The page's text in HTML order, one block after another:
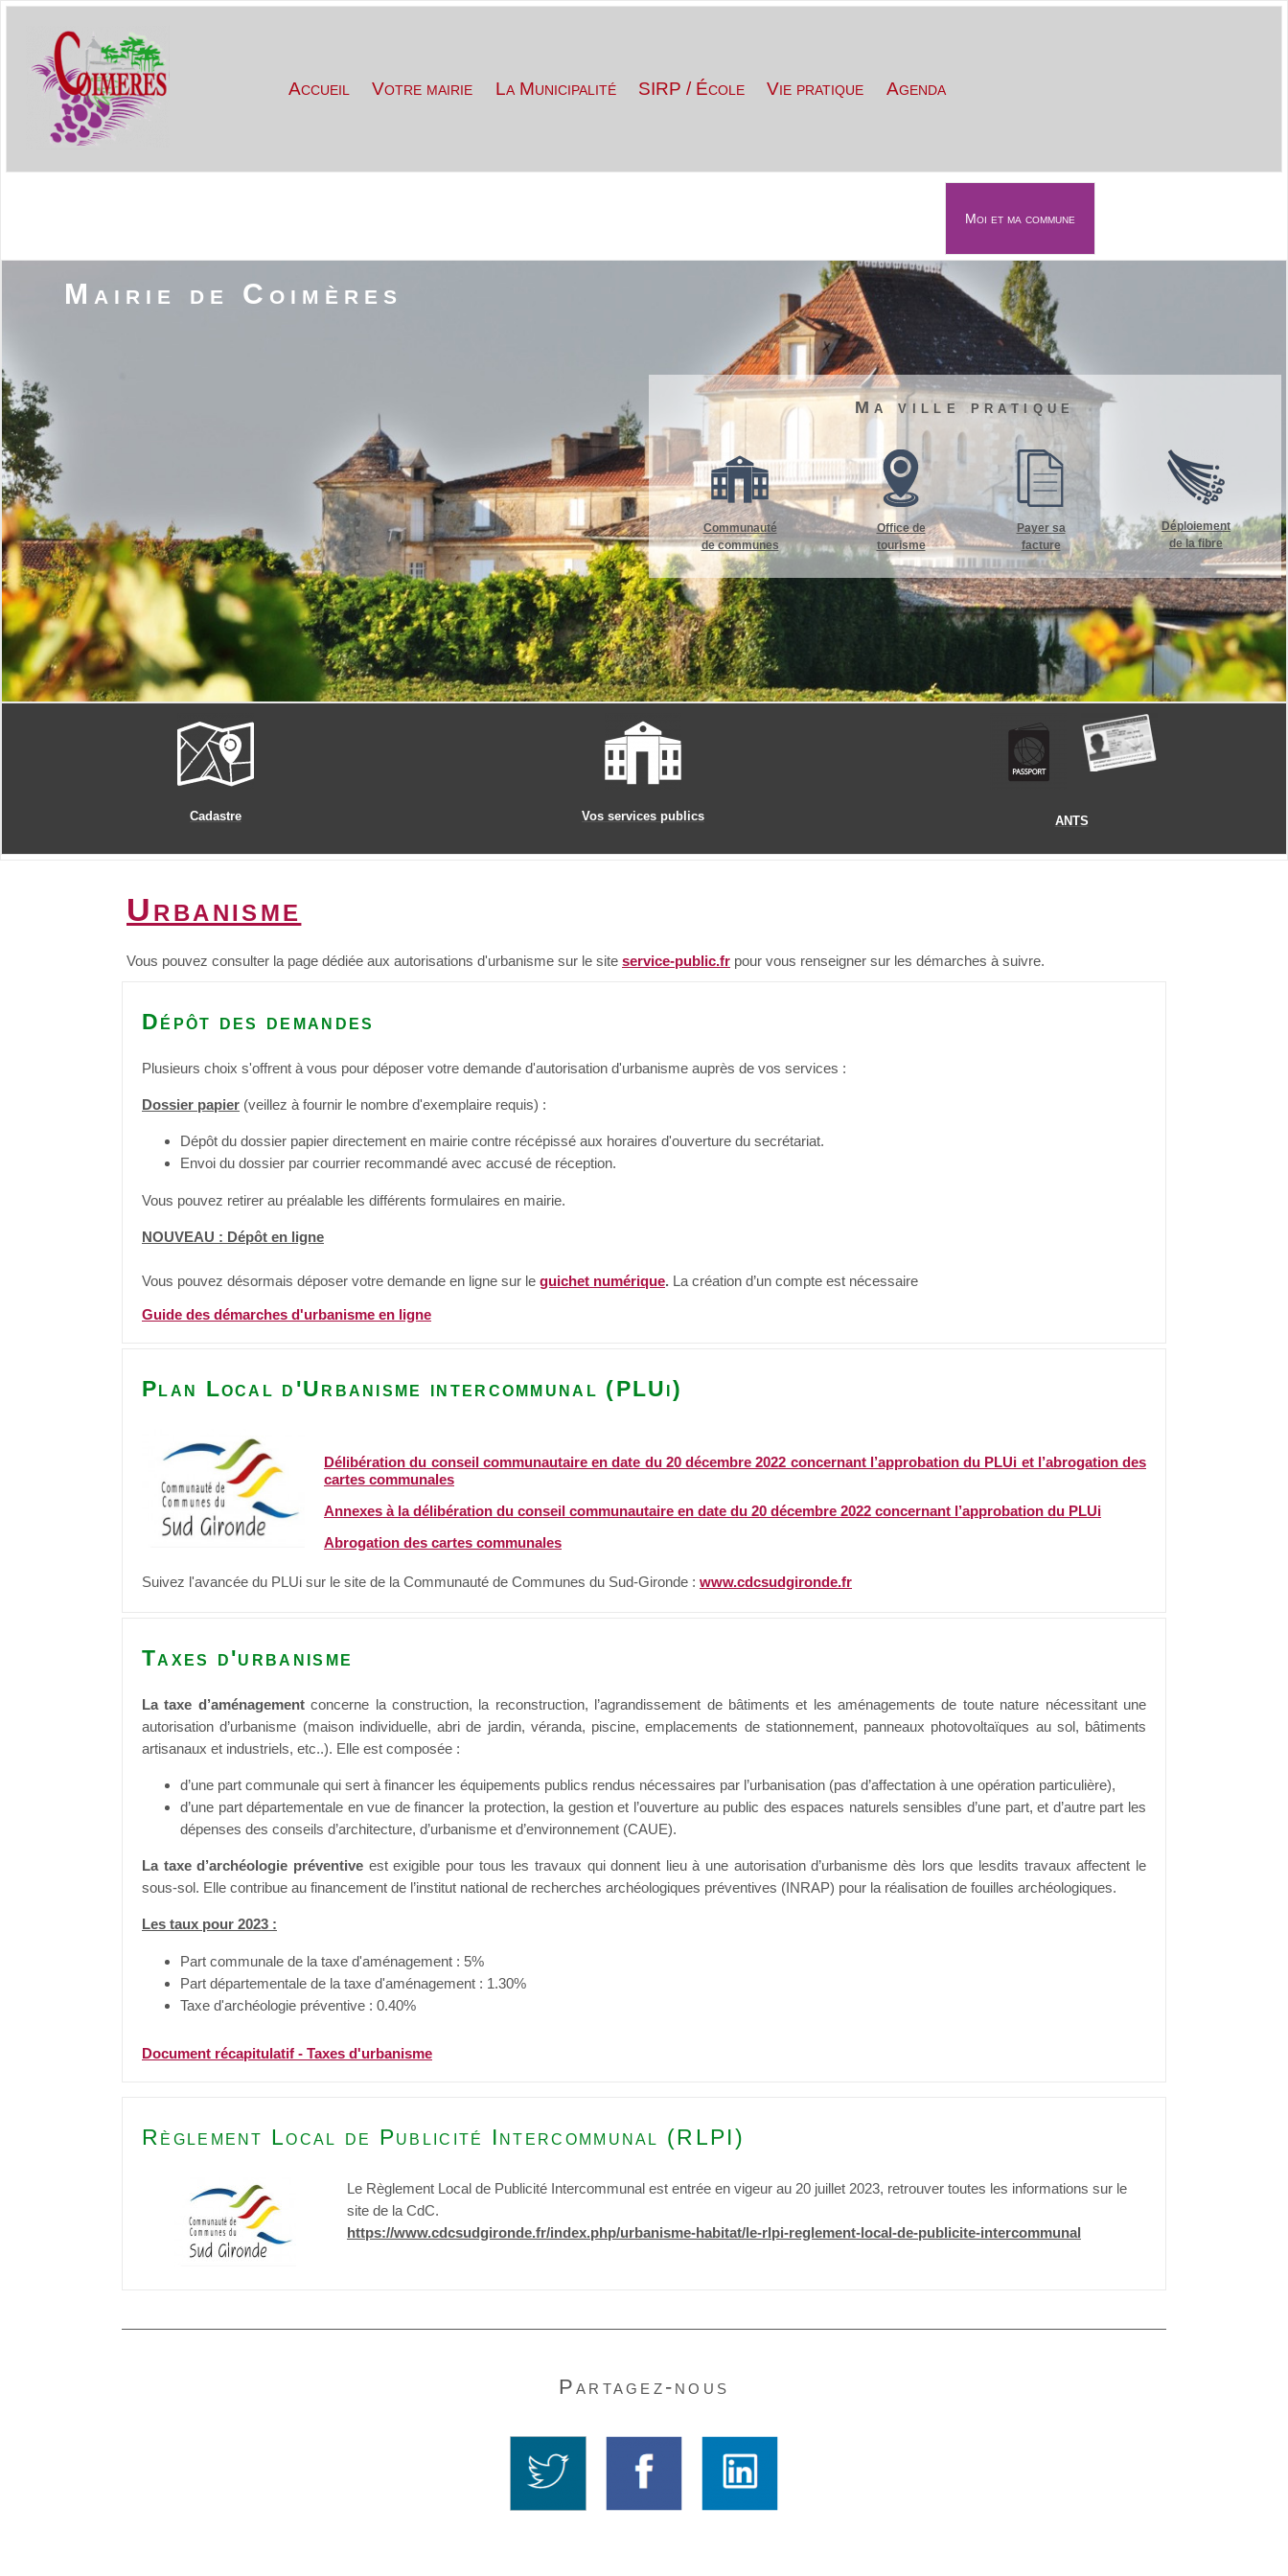
Accueil Votre mairie La Municipalité SIRP / École Vie pratique Agenda
Moi et ma commune
évènements
Contact
Mairie de Coimères
Ma ville pratique
Communauté
de communes
Office de
tourisme
Payer sa
facture
Déploiement
de la fibre
Cadastre Vos services publics ANTS
Urbanisme
Vous pouvez consulter la page dédiée aux autorisations d'urbanisme sur le site service-public.fr pour vous renseigner sur les démarches à suivre.
Dépôt des demandes
Plusieurs choix s'offrent à vous pour déposer votre demande d'autorisation d'urbanisme auprès de vos services :
Dossier papier (veillez à fournir le nombre d'exemplaire requis) :
Dépôt du dossier papier directement en mairie contre récépissé aux horaires d'ouverture du secrétariat.
Envoi du dossier par courrier recommandé avec accusé de réception.
Vous pouvez retirer au préalable les différents formulaires en mairie.
NOUVEAU : Dépôt en ligne
Vous pouvez désormais déposer votre demande en ligne sur le guichet numérique. La création d’un compte est nécessaire
Guide des démarches d'urbanisme en ligne
Plan Local d'Urbanisme intercommunal (PLUi)
Délibération du conseil communautaire en date du 20 décembre 2022 concernant l’approbation du PLUi et l’abrogation des
cartes communales
Annexes à la délibération du conseil communautaire en date du 20 décembre 2022 concernant l’approbation du PLUi
Abrogation des cartes communales
Suivez l'avancée du PLUi sur le site de la Communauté de Communes du Sud-Gironde : www.cdcsudgironde.fr
Taxes d'urbanisme
La taxe d’aménagementconcerne la construction, la reconstruction, l’agrandissement de bâtiments et les aménagements de toute nature nécessitant une
autorisation d’urbanisme (maison individuelle, abri de jardin, véranda, piscine, emplacements de stationnement, panneaux photovoltaïques au sol, bâtiments
artisanaux et industriels, etc..). Elle est composée :
d’une part communale qui sert à financer les équipements publics rendus nécessaires par l’urbanisation (pas d’affectation à une opération particulière),
d’une part départementale en vue de financer la protection, la gestion et l’ouverture au public des espaces naturels sensibles d’une part, et d’autre part les
dépenses des conseils d’architecture, d’urbanisme et d’environnement (CAUE).
La taxe d’archéologie préventiveest exigible pour tous les travaux qui donnent lieu à une autorisation d’urbanisme dès lors que lesdits travaux affectent le
sous-sol. Elle contribue au financement de l’institut national de recherches archéologiques préventives (INRAP) pour la réalisation de fouilles archéologiques.
Les taux pour 2023 :
Part communale de la taxe d'aménagement : 5%
Part départementale de la taxe d'aménagement : 1.30%
Taxe d'archéologie préventive : 0.40%
Document récapitulatif - Taxes d'urbanisme
Règlement Local de Publicité Intercommunal (RLPI)
Le Règlement Local de Publicité Intercommunal est entrée en vigeur au 20 juillet 2023, retrouver toutes les informations sur le
site de la CdC.
https://www.cdcsudgironde.fr/index.php/urbanisme-habitat/le-rlpi-reglement-local-de-publicite-intercommunal
Partagez-nous